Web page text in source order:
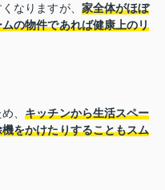
なりますが、 家全体がほぼ
の物件であれば健康上のリ
め、キッチンから生活スペー
をかけたりすることもスム